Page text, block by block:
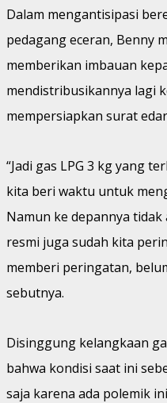
Dalam mengantisipasi
pedagang eceran, Benny
memberikan imbauan
mendistribusikannya lagi
mempersiapkan surat
“Jadi gas LPG 3 kg yang
kita beri waktu untuk
Namun ke depannya
resmi juga sudah kita
memberi peringatan,
sebutnya.
Disinggung kelangkaan
bahwa kondisi saat ini
saja karena ada polemik